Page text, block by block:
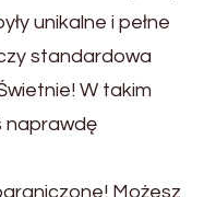
unikalne i pełne
standardowa
W takim
naprawdę
Możesz